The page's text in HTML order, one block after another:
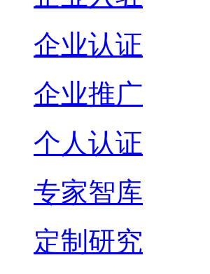
企业认证
企业推广
个人认证
专家智库
定制研究